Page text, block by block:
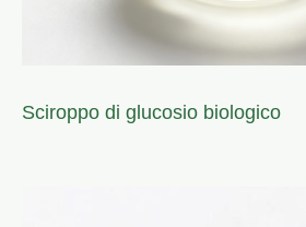
Sciroppo di glucosio biologico